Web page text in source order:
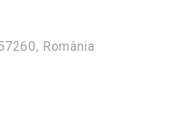
România